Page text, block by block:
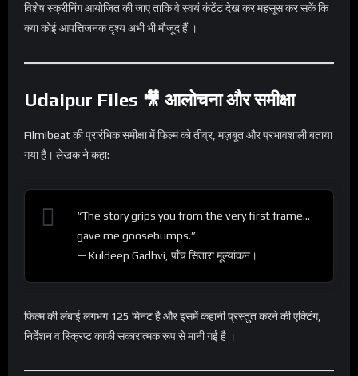
विशेष स्क्रीनिंग आयोजित की जाए ताकि वे स्वयं कंटेंट देख कर महसूस कर सकें कि
क्या कोई आपत्तिजनक दृश्य अभी भी मौजूद हैं ।
Udaipur Files 🎥 आलोचना और समीक्षा
Filmibeat की प्रारंभिक समीक्षा में फिल्म को तीव्र, मज़बूत और प्रभावशाली बताया
गया है। लेखक ने कहा:
“The story grips you from the very first frame…
gave me goosebumps.”
— Kuldeep Gadhvi, पाँच सितारा मूल्यांकन।
फिल्म की लंबाई लगभग 125 मिनट है और इसमें कहानी प्रस्तुत करने की एक्टिंग,
निर्देशन व स्क्रिप्ट काफी सकारात्मक रूप से मानी गई है ।